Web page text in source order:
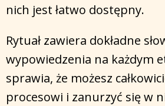
nich jest łatwo dostępny.
Rytuał zawiera dokładne
wypowiedzenia na każdym
sprawia, że możesz
procesowi i zanurzyć się w